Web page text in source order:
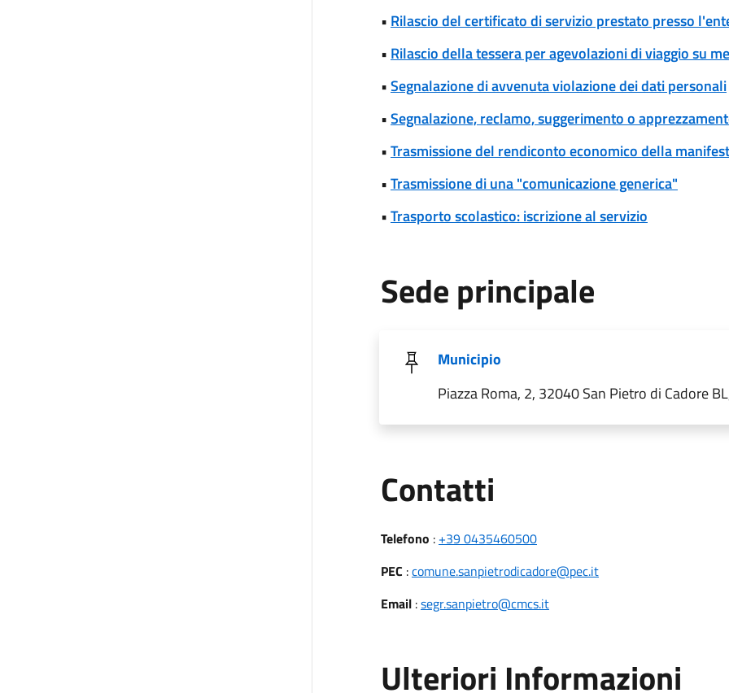
• Rilascio del certificato di servizio prestato presso
• Rilascio della tessera per agevolazioni di viaggio su
•Segnalazione di avvenuta violazione dei dati personali
•Segnalazione, reclamo, suggerimento o
•Trasmissione del rendiconto economico della
•Trasmissione di una "comunicazione generica"
•Trasporto scolastico: iscrizione al servizio
Sede principale
Municipio
Piazza Roma, 2, 32040 San Pietro di Cadore
Contatti
Telefono : +39 0435460500
PEC :comune.sanpietrodicadore@pec.it
Email:segr.sanpietro@cmcs.it
Ulteriori Informazioni